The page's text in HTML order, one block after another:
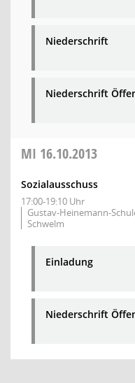
Niederschrift
Niederschrift
MI 16.10.2013
Sozialausschuss
17:00-19:10 Uhr
Gustav-Heinemann-
Schwelm
Einladung
Niederschrift